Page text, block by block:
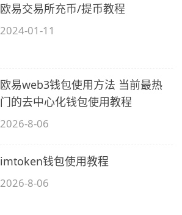
欧易交易所充币/提币教程
2024-01-11
欧易web3钱包使用方法 当前最热
门的去中心化钱包使用教程
2026-8-06
imtoken钱包使用教程
2026-8-06